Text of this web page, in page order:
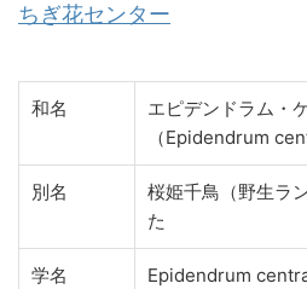
ちぎ花センター
和名
エピデンドラム・
（Epidendrum
別名
桜姫千鳥（野生ラ
た
学名
Epidendrum